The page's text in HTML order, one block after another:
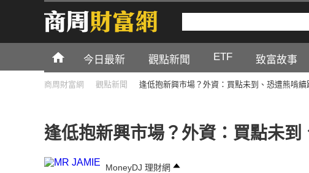
今日最新 觀點新聞 ETF 致富故事
商周財富網 觀點新聞 逢低抱新興市場？外資：買點未到、恐遭熊啃續
逢低抱新興市場？外資：買點未到
MoneyDJ 理財網